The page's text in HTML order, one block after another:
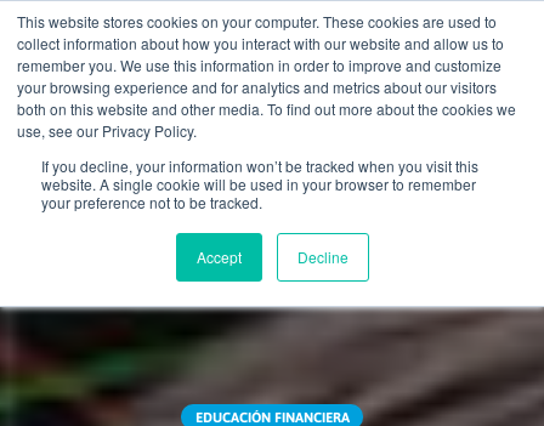
This website stores cookies on your computer. These cookies are used to
collect information about how you interact with our website and allow us to
remember you. We use this information in order to improve and customize
your browsing experience and for analytics and metrics about our visitors
both on this website and other media. To find out more about the cookies we
use, see our Privacy Policy.
If you decline, your information won’t be tracked when you visit this
website. A single cookie will be used in your browser to remember
your preference not to be tracked.
Accept Decline
home search email menu
account_circle
EDUCACIÓN FINANCIERA